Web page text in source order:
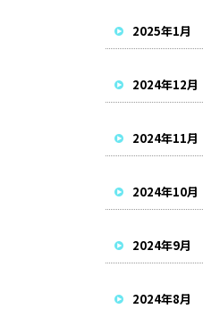
2025年1月
2024年12月
2024年11月
2024年10月
2024年9月
2024年8月